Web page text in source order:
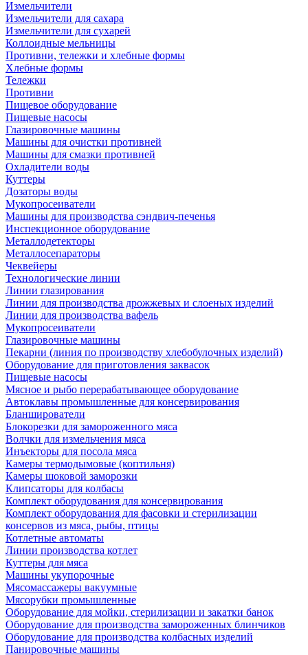
Измельчители
Измельчители для сахара
Измельчители для сухарей
Коллоидные мельницы
Противни, тележки и хлебные формы
Хлебные формы
Тележки
Противни
Пищевое оборудование
Пищевые насосы
Глазировочные машины
Машины для очистки противней
Машины для смазки противней
Охладители воды
Куттеры
Дозаторы воды
Мукопросеиватели
Машины для производства сэндвич-печенья
Инспекционное оборудование
Металлодетекторы
Металлосепараторы
Чеквейеры
Технологические линии
Линии глазирования
Линии для производства дрожжевых и слоеных изделий
Линии для производства вафель
Мукопросеиватели
Глазировочные машины
Пекарни (линия по производству хлебобулочных изделий)
Оборудование для приготовления заквасок
Пищевые насосы
Мясное и рыбо перерабатывающее оборудование
Автоклавы промышленные для консервирования
Бланширователи
Блокорезки для замороженного мяса
Волчки для измельчения мяса
Инъекторы для посола мяса
Камеры термодымовые (коптильня)
Камеры шоковой заморозки
Клипсаторы для колбасы
Комплект оборудования для консервирования
Комплект оборудования для фасовки и стерилизации
консервов из мяса, рыбы, птицы
Котлетные автоматы
Линии производства котлет
Куттеры для мяса
Машины укупорочные
Мясомассажеры вакуумные
Мясорубки промышленные
Оборудование для мойки, стерилизации и закатки банок
Оборудование для производства замороженных блинчиков
Оборудование для производства колбасных изделий
Панировочные машины